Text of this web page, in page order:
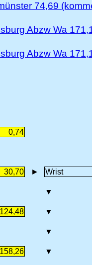
74,69
Abzw Wa
Abzw Wa
0,74
30,70 ► Wrist
▼
124,48 ▼
▼
158,26 ▼